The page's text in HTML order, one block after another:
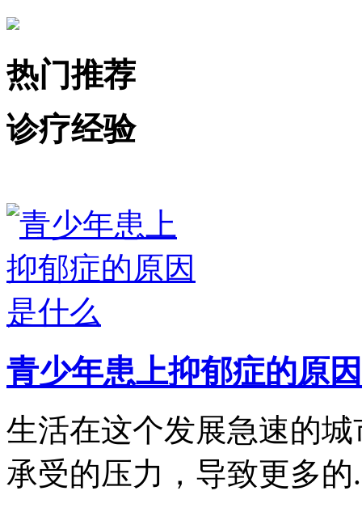
热门推荐
诊疗经验
青少年患上抑郁症的原
生活在这个发展急速的
承受的压力，导致更多